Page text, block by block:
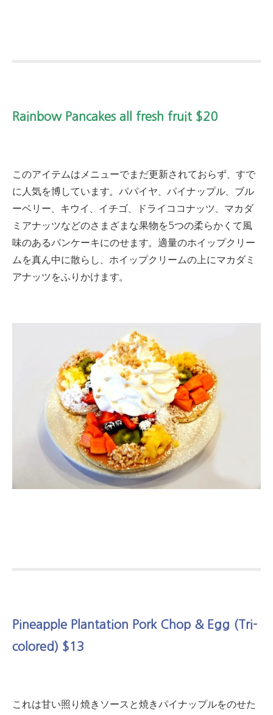
Rainbow Pancakes all fresh fruit $20
このアイテムはメニューでまだ​​更新されておらず、すで
に人気を博しています。 パパイヤ、パイナップル、ブル
ーベリー、キウイ、イチゴ、ドライココナッツ、マカダ
ミアナッツなどのさまざまな果物を5つの柔らかくて風
味のあるパンケーキにのせます。 適量のホイップクリー
ムを真ん中に散らし、ホイップクリームの上にマカダミ
アナッツをふりかけます。
Pineapple Plantation Pork Chop & Egg (Tri-
colored) $13
これは甘い照り焼きソースと焼きパイナップルをのせた